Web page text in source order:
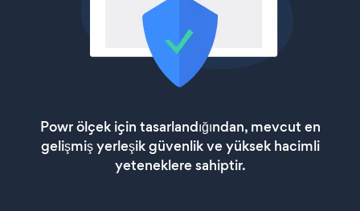
Powr ölçek için tasarlandığından, mevcut en
gelişmiş yerleşik güvenlik ve yüksek hacimli
yeteneklere sahiptir.